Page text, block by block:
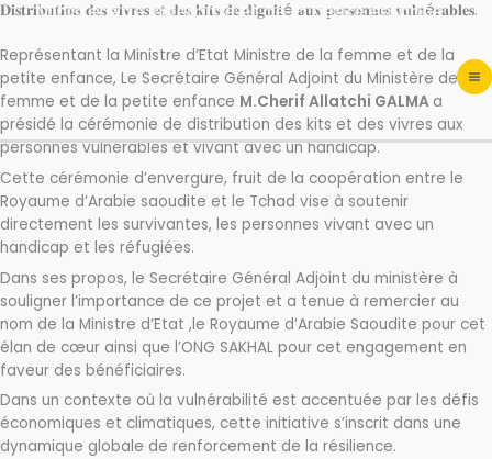
Aller
contenu
de la femme et de la petite enfance
𝐃𝐢𝐬𝐭𝐫𝐢𝐛𝐮𝐭𝐢𝐨𝐧 𝐝𝐞𝐬 𝐯𝐢𝐯𝐫𝐞𝐬 𝐞𝐭 𝐝𝐞𝐬 𝐤𝐢𝐭𝐬 𝐝𝐞 𝐝𝐢𝐠𝐧𝐢𝐭é 𝐚𝐮𝐱 𝐩𝐞𝐫𝐬𝐨𝐧𝐧𝐞𝐬 𝐯𝐮𝐥𝐧é𝐫𝐚𝐛𝐥𝐞𝐬.
Représentant la Ministre d’Etat Ministre de la femme et de la
petite enfance, Le Secrétaire Général Adjoint du Ministère de la
femme et de la petite enfance M.Cherif Allatchi GALMA a
présidé la cérémonie de distribution des kits et des vivres aux
personnes vulnérables et vivant avec un handicap.
Cette cérémonie d’envergure, fruit de la coopération entre le
Royaume d’Arabie saoudite et le Tchad vise à soutenir
directement les survivantes, les personnes vivant avec un
handicap et les réfugiées.
Dans ses propos, le Secrétaire Général Adjoint du ministère à
souligner l’importance de ce projet et a tenue à remercier au
nom de la Ministre d’Etat ,le Royaume d’Arabie Saoudite pour cet
élan de cœur ainsi que l’ONG SAKHAL pour cet engagement en
faveur des bénéficiaires.
​Dans un contexte où la vulnérabilité est accentuée par les défis
économiques et climatiques, cette initiative s’inscrit dans une
dynamique globale de renforcement de la résilience.